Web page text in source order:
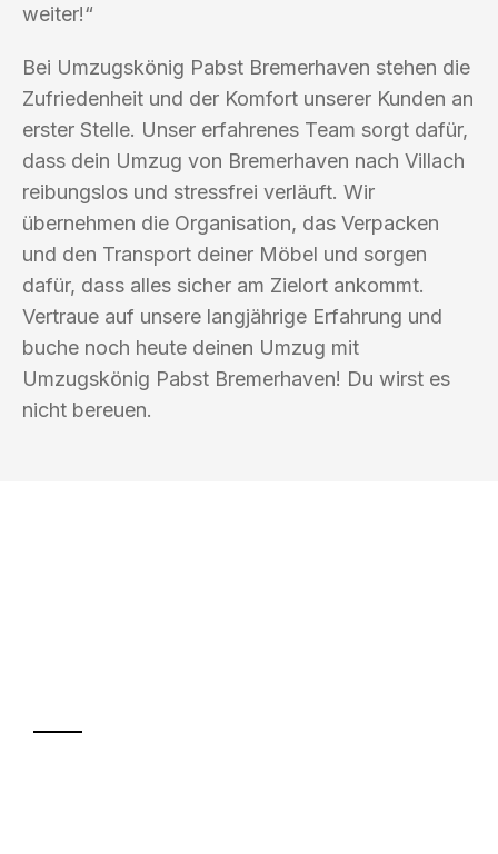
weiter!“
Bei Umzugskönig Pabst Bremerhaven stehen die
Zufriedenheit und der Komfort unserer Kunden an
erster Stelle. Unser erfahrenes Team sorgt dafür,
dass dein Umzug von Bremerhaven nach Villach
reibungslos und stressfrei verläuft. Wir
übernehmen die Organisation, das Verpacken
und den Transport deiner Möbel und sorgen
dafür, dass alles sicher am Zielort ankommt.
Vertraue auf unsere langjährige Erfahrung und
buche noch heute deinen Umzug mit
Umzugskönig Pabst Bremerhaven! Du wirst es
nicht bereuen.